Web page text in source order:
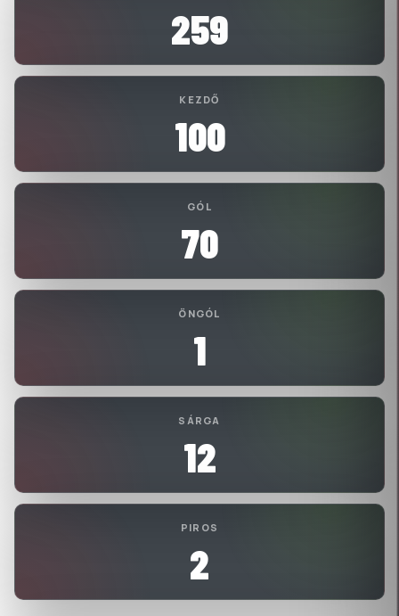
259
KEZDŐ
100
GÓL
70
ÖNGÓL
1
SÁRGA
12
PIROS
2